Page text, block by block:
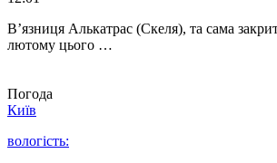
В’язниця Алькатрас (Скеля), та сама
лютому цього …
Погода
Київ
вологість: